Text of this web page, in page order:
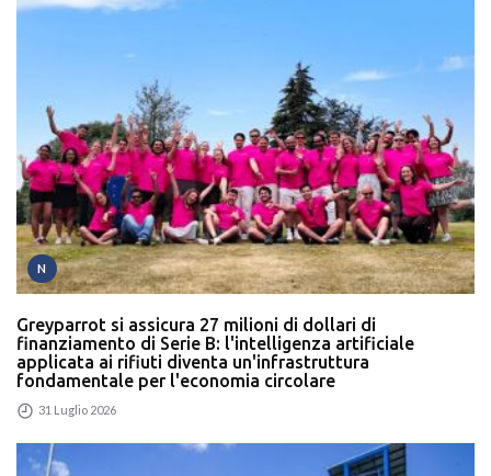
N
Greyparrot si assicura 27 milioni di dollari di
finanziamento di Serie B: l'intelligenza artificiale
applicata ai rifiuti diventa un'infrastruttura
fondamentale per l'economia circolare
31 Luglio 2026